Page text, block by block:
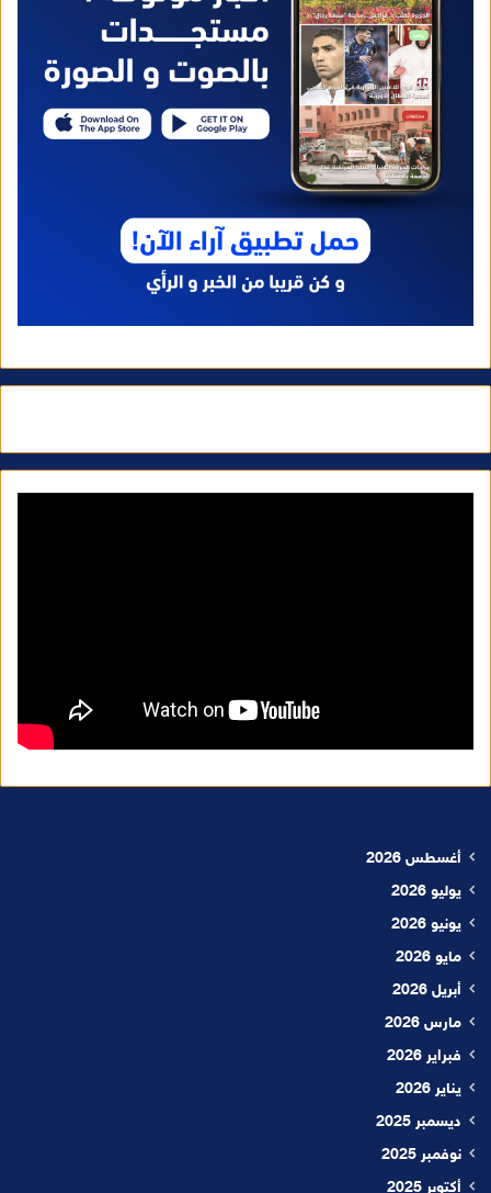
أغسطس 2026
يوليو 2026
يونيو 2026
مايو 2026
أبريل 2026
مارس 2026
فبراير 2026
يناير 2026
ديسمبر 2025
نوفمبر 2025
أكتوبر 2025